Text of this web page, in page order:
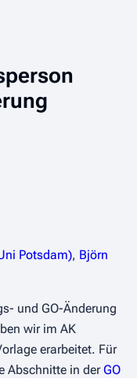
Potsdam), Björn
und GO-Änderung
wir im AK
erarbeitet. Für
Abschnitte in derGO